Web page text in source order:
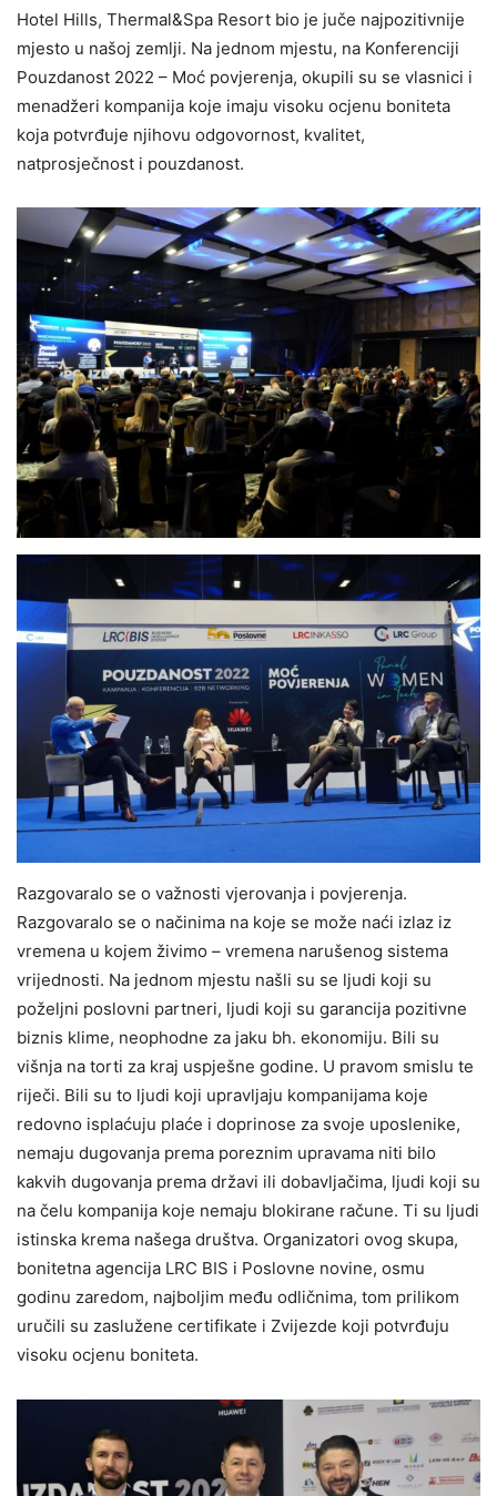
Hotel Hills, Thermal&Spa Resort bio je juče najpozitivnije
mjesto u našoj zemlji. Na jednom mjestu, na Konferenciji
Pouzdanost 2022 – Moć povjerenja, okupili su se vlasnici i
menadžeri kompanija koje imaju visoku ocjenu boniteta
koja potvrđuje njihovu odgovornost, kvalitet,
natprosječnost i pouzdanost.
Razgovaralo se o važnosti vjerovanja i povjerenja.
Razgovaralo se o načinima na koje se može naći izlaz iz
vremena u kojem živimo – vremena narušenog sistema
vrijednosti. Na jednom mjestu našli su se ljudi koji su
poželjni poslovni partneri, ljudi koji su garancija pozitivne
biznis klime, neophodne za jaku bh. ekonomiju. Bili su
višnja na torti za kraj uspješne godine. U pravom smislu te
riječi. Bili su to ljudi koji upravljaju kompanijama koje
redovno isplaćuju plaće i doprinose za svoje uposlenike,
nemaju dugovanja prema poreznim upravama niti bilo
kakvih dugovanja prema državi ili dobavljačima, ljudi koji su
na čelu kompanija koje nemaju blokirane račune. Ti su ljudi
istinska krema našega društva. Organizatori ovog skupa,
bonitetna agencija LRC BIS i Poslovne novine, osmu
godinu zaredom, najboljim među odličnima, tom prilikom
uručili su zaslužene certifikate i Zvijezde koji potvrđuju
visoku ocjenu boniteta.